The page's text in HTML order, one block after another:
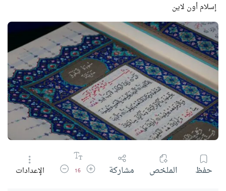
إسلام أون لاين
حفظ الملخص مشاركة زيادة حجم الخط
16 تقليل حجم الخط
الإعدادات